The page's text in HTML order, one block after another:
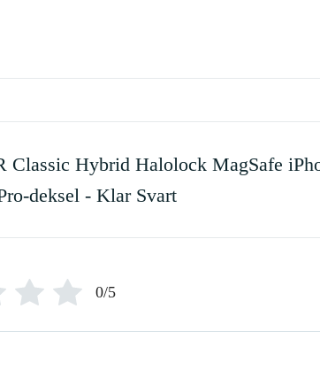
Classic Hybrid Halolock MagSafe
deksel - Klar Svart
0/5